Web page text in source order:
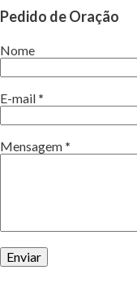
Pedido de Oração
Nome
E-mail *
Mensagem *